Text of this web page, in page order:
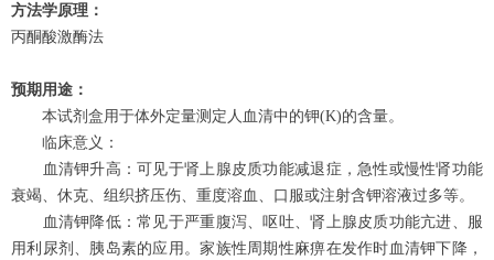
方法学原理：
丙酮酸激酶法
预期用途：
本试剂盒用于体外定量测定人血清中的钾(K)的含量。
临床意义：
血清钾升高：可见于肾上腺皮质功能减退症，急性或慢性肾功能
衰竭、休克、组织挤压伤、重度溶血、口服或注射含钾溶液过多等。
血清钾降低：常见于严重腹泻、呕吐、肾上腺皮质功能亢进、服
用利尿剂、胰岛素的应用。家族性周期性麻痹在发作时血清钾下降，